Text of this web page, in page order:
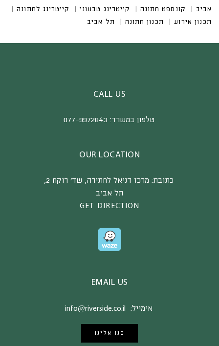
CALL US
טלפון במשרד:077-9972843
OUR LOCATION
כתובת: מרכז דניאל לחתירה, שד’ רוקח 2,
תל אביב
GET DIRECTION
EMAIL US
אימייל:
פנו אלינו